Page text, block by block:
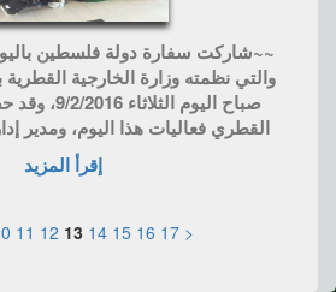
~~شاركت سفارة دولة فلسطين
والتي نظمته وزارة الخارجية القطرية
صباح اليوم
القطري فعاليات هذا اليوم، ومدير
إقرأ المزيد
<
11 12 13 14 15 16 17